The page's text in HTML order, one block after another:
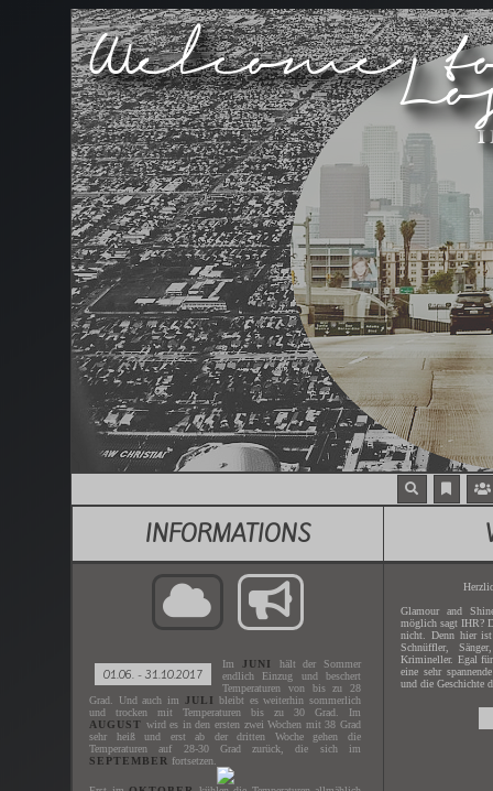
INFORMATIONS
01.06. - 31.10.2017
Im JUNI
hält der Sommer
endlich Einzug und beschert
Temperaturen von bis zu 28
Grad. Und auch im
JULI bleibt es weiterhin sommerlich
und trocken mit Temperaturen bis zu 30 Grad. Im
AUGUST wird es in den ersten zwei Wochen mit 38 Grad
sehr heiß und erst ab der dritten Woche gehen die
Temperaturen auf 28-30 Grad zurück, die sich im
SEPTEMBER fortsetzen.
Glamour and
möglich sagt IHR?
nicht. Denn hier
Schnüffler,
Krimineller. Egal
eine sehr
und die Geschichte